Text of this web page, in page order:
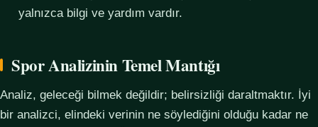
yalnızca bilgi ve yardım vardır.
Spor Analizinin Temel Mantığı
Analiz, geleceği bilmek değildir; belirsizliği daraltmaktır. İyi
bir analizci, elindeki verinin ne söylediğini olduğu kadar ne